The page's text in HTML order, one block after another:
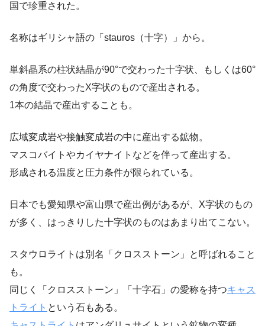
国で珍重された。
名称はギリシャ語の「stauros（十字）」から。
単斜晶系の柱状結晶が90°で交わった十字状、もしくは60°
の角度で交わったX字状のもので産出される。
1本の結晶で産出することも。
広域変成岩や接触変成岩の中に産出する鉱物。
マスコバイトやカイヤナイトなどを伴って産出する。
形成される温度と圧力条件が限られている。
日本でも愛知県や富山県で産出例があるが、X字状のもの
が多く、はっきりした十字状のものはあまり出てこない。
スタウロライトは別名「クロスストーン」と呼ばれること
も。
同じく「クロスストーン」「十字石」の愛称を持つキャス
トライト という石もある。